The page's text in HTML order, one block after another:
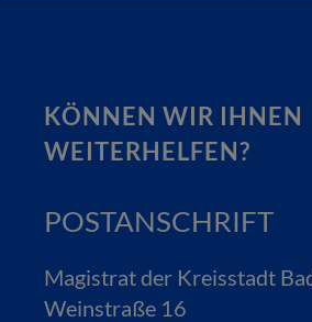
KÖNNEN WIR IHNEN
WEITERHELFEN?
POSTANSCHRIFT
Magistrat der Kreisstadt
Weinstraße 16